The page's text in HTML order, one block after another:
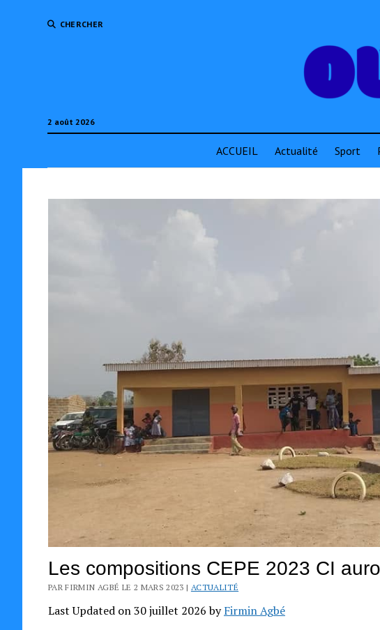
CHERCHER
2 août 2026
ACCUEIL Actualité Sport
Les compositions CEPE 2023 CI
PAR FIRMIN AGBÉ LE 2 MARS 2023 | ACTUALITÉ
Last Updated on 30 juillet 2026 byFirmin Agbé